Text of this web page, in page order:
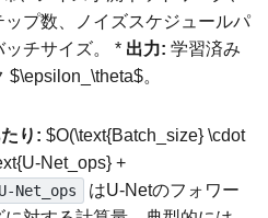
プ数、ノイズスケジュールパ
チサイズ。 * 出力: 学習済み
。
り: $O(\text{Batch_size} \cdot
Net_ops} +
U-Net_ops
はU-Netのフォワー